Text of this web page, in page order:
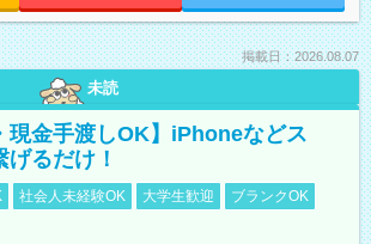
掲載日：2026.08.07
未読
現金手渡しOK】iPhoneなどス
るだけ！
社会人未経験OK 大学生歓迎
ブランクOK